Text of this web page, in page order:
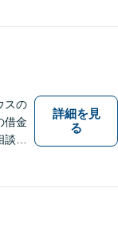
寧な
を
スの
借金
談
詳細を見
る